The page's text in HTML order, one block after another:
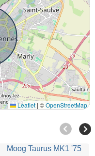
Leaflet | ©OpenStreetMap